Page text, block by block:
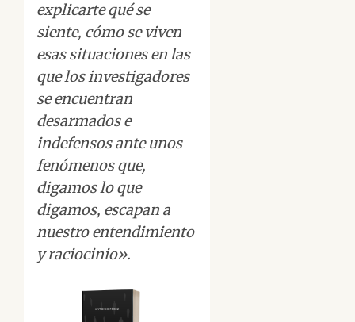
explicarte qué se
siente, cómo se viven
esas situaciones en las
que los investigadores
se encuentran
desarmados e
indefensos ante unos
fenómenos que,
digamos lo que
digamos, escapan a
nuestro entendimiento
y raciocinio».